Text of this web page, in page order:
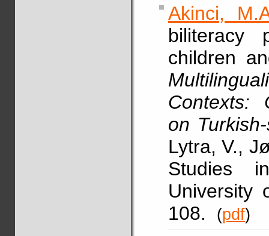
Akinci,
biliteracy
children
Contexts:
on
Lytra, V.,
Studies
University
108.
(pdf)